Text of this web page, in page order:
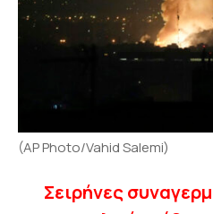
(AP Photo/Vahid Salemi)
Σειρήνες